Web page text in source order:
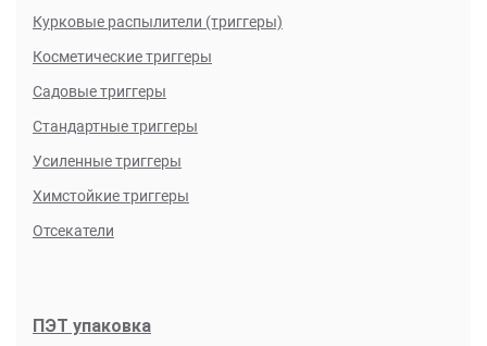
Курковые распылители (триггеры)
Косметические триггеры
Садовые триггеры
Стандартные триггеры
Усиленные триггеры
Химстойкие триггеры
Отсекатели
ПЭТ упаковка